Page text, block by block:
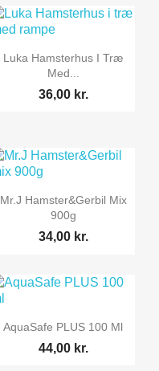
 Vis her
Luka Hamsterhus I Træ
Med...
36,00 kr.
 Vis her
Mr.J Hamster&Gerbil Mix
900g
34,00 kr.
 Vis her
AquaSafe PLUS 100 Ml
44,00 kr.